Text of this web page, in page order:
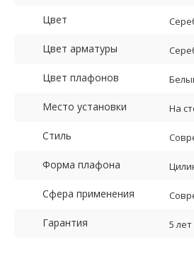
Цвет
Цвет арматуры
Цвет плафонов
Место установки На
Стиль
Форма плафона
Сфера применения
Гарантия 5 лет